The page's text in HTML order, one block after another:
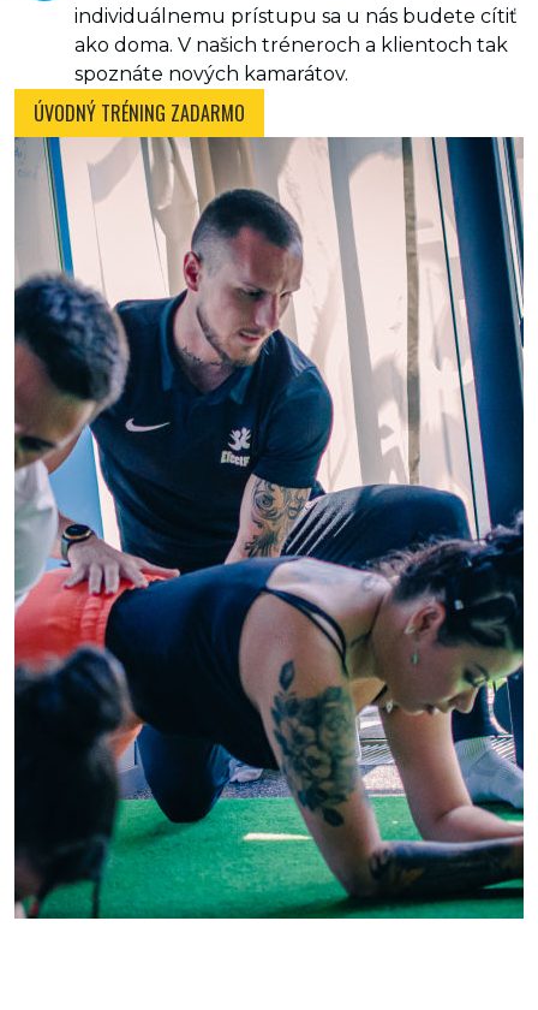
individuálnemu prístupu sa u nás budete cítiť
ako doma. V našich tréneroch a klientoch tak
spoznáte nových kamarátov.
ÚVODNÝ TRÉNING ZADARMO